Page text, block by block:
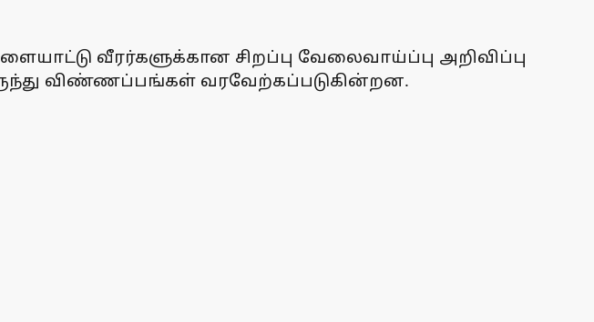
வீரர்களுக்கான சிறப்பு வேலைவாய்ப்பு அறிவிப்பு
விண்ணப்பங்கள் வரவேற்கப்படுகின்றன.